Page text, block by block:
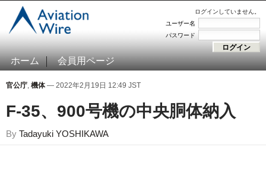
ログインしていません。
ユーザー名
パスワード
ホーム 会員用ページ
官公庁, 機体— 2022年2月19日 12:49 JST
F-35、900号機の中央胴体納入
By Tadayuki YOSHIKAWA